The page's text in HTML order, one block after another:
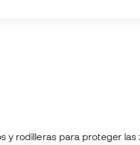
rodilleras para proteger